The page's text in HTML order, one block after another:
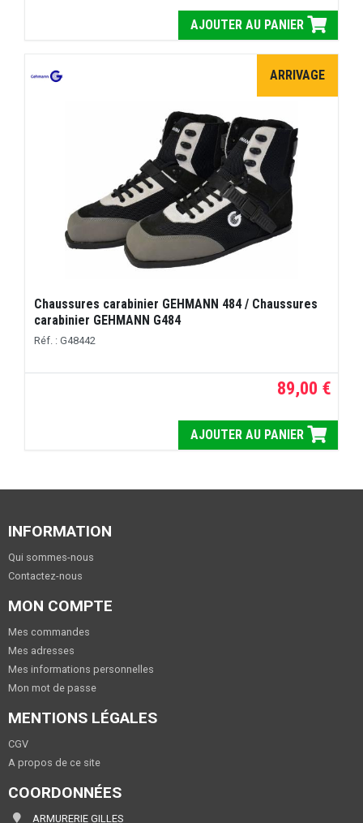
AJOUTER AU PANIER
ARRIVAGE
Chaussures carabinier GEHMANN 484 / Chaussures
carabinier GEHMANN G484
Réf. : G48442
89,00 €
AJOUTER AU PANIER
INFORMATION
Qui sommes-nous
Contactez-nous
MON COMPTE
Mes commandes
Mes adresses
Mes informations personnelles
Mon mot de passe
MENTIONS LÉGALES
CGV
A propos de ce site
COORDONNÉES
ARMURERIE GILLES